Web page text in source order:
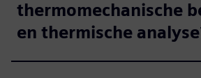
thermomechanische
en thermische